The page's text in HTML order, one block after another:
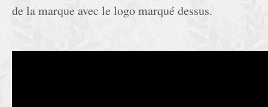
de la marque avec le logo marqué dessus.